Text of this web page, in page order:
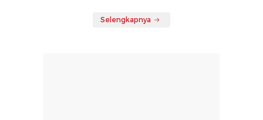
Selengkapnya